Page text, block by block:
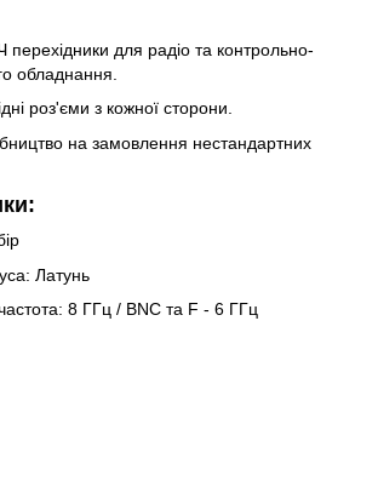
перехідники для радіо та контрольно-
обладнання.
роз'єми з кожної сторони.
на замовлення нестандартних
Латунь
8 ГГц / BNC та F - 6 ГГц